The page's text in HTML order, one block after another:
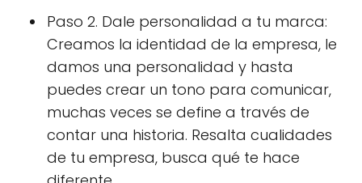
Paso 2. Dale personalidad a tu marca:
Creamos la identidad de la empresa, le
damos una personalidad y hasta
puedes crear un tono para comunicar,
muchas veces se define a través de
contar una historia. Resalta cualidades
de tu empresa, busca qué te hace